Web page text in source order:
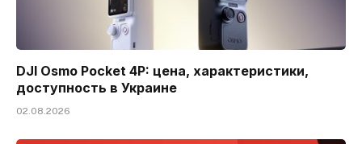
DJI Osmo Pocket 4P: цена, характеристики,
доступность в Украине
02.08.2026